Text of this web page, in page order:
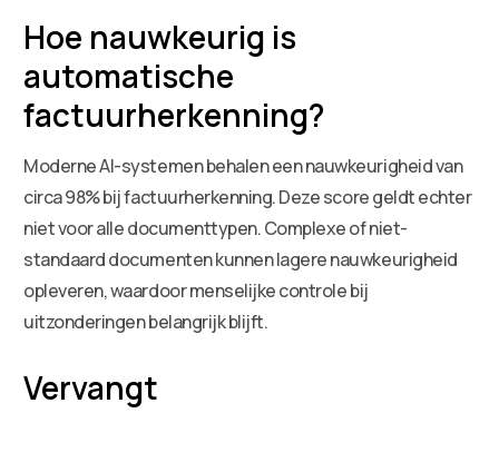
Hoe nauwkeurig is
automatische
factuurherkenning?
Moderne AI-systemen behalen een nauwkeurigheid van
circa 98% bij factuurherkenning. Deze score geldt echter
niet voor alle documenttypen. Complexe of niet-
standaard documenten kunnen lagere nauwkeurigheid
opleveren, waardoor menselijke controle bij
uitzonderingen belangrijk blijft.
Vervangt